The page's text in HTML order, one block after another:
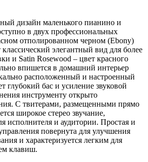
дизайн маленького пианино и
в двух профессиональных
отполированном черном (Ebony)
элегантный вид для более
и Satin Rosewood – цвет красного
впишется в домашний интерьер
расположенный и настроенный
глубокий бас и усиление звуковой
инструменту открыто
С твитерами, размещенными прямо
широкое стерео звучание,
исполнителя и аудитории. Простая и
повернута для улучшения
и характеризуется легким для
клавиш.